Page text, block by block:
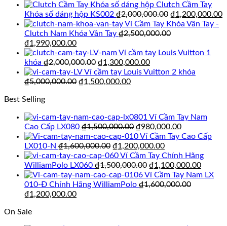
₫350,000.00.là:
₫189,000.00.
Clutch Cầm Tay
Khóa số dáng hộp KS002 ₫2,000,000.00 Giá
gốc
là:
₫1,200,000.00
Ví Cầm Tay Khóa Vân Tay -
Clutch Nam Khóa Vân Tay ₫2,500,000.00
Giá
gốc
là:
₫2,500,000.00.
₫1,990,000.00Giá
hiện
tại
là:
₫1,990,000.00.
Ví cầm tay Louis Vuitton 1
khóa ₫2,000,000.00 Giá
gốc
là:
₫1,300,000.00Giá
hiện
Ví cầm tay Louis Vuitton 2 khóa
₫5,000,000.00 Giá
₫1,500,000.00Giá
₫1,500,000.00.
Best Selling
Ví Cầm Tay Nam
Cao Cấp LX080 ₫1,500,000.00 Giá
gốc
là:
₫1,500,000.00.
₫980,000.00Giá
hiện
là:
Ví Cầm Tay Cao Cấp
LX010-N ₫1,600,000.00 Giá
gốc
là:
₫1,600,000.00.
₫1,200,000.00Giá
hiện
tại
là:
₫1,200,000.00.
Ví Cầm Tay Chính Hãng
WilliamPolo LX060 ₫1,500,000.00 Giá
gốc
là:
₫1,100,000.00Giá
hiện
Ví Cầm Tay Nam LX
010-Đ Chính Hãng WilliamPolo ₫1,600,000.00
Giá
là:
₫1,200,000.00Giá
On Sale